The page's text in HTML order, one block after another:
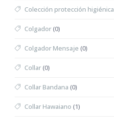
Colección protección higiénica
Colgador(0)
Colgador Mensaje (0)
Collar(0)
Collar Bandana (0)
Collar Hawaiano (1)